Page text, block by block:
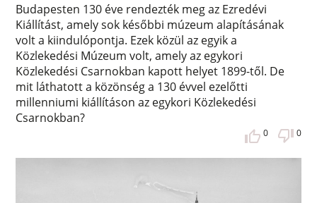
Budapesten 130 éve rendezték meg az Ezredévi
Kiállítást, amely sok későbbi múzeum alapításának
volt a kiindulópontja. Ezek közül az egyik a
Közlekedési Múzeum volt, amely az egykori
Közlekedési Csarnokban kapott helyet 1899-től. De
mit láthatott a közönség a 130 évvel ezelőtti
millenniumi kiállításon az egykori Közlekedési
Csarnokban?
0 0